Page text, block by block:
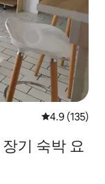
평점 4.9점(5
4.9 (135)
기 숙박 요